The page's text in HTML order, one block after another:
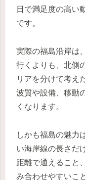
日で満足度の高い
です。
実際の福島沿岸は
行くよりも、北側
リアを分けて考え
波質や設備、移動
くなります。
しかも福島の魅力
い海岸線の長さだ
距離で通えること
み合わせやすいこ